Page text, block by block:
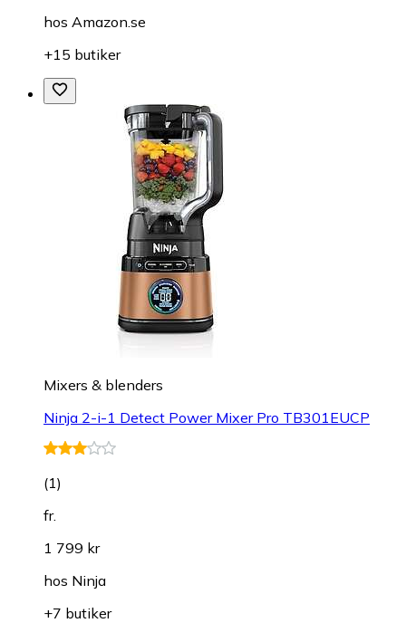
hos Amazon.se
+15 butiker
Mixers & blenders
Ninja 2-i-1 Detect Power Mixer Pro TB301EUCP
(1)
fr.
1 799 kr
hos Ninja
+7 butiker